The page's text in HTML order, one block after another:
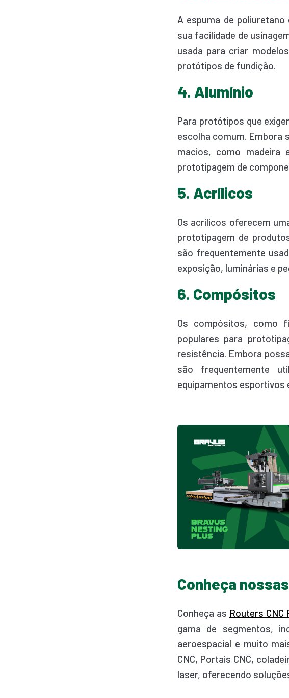
A espuma de
sua facilidade de
usada para criar
protótipos de fundição.
4. Alumínio
Para protótipos que
escolha comum. Embora
macios, como madeira
prototipagem de
5. Acrílicos
Os acrílicos oferecem
prototipagem de
são frequentemente
exposição, luminárias e
6. Compósitos
Os compósitos, como
populares para
resistência. Embora
são frequentemente
equipamentos esportivos
Conheça
Conheça as Routers CNC
gama de segmentos,
aeroespacial e muito
CNC, Portais CNC,
laser, oferecendo